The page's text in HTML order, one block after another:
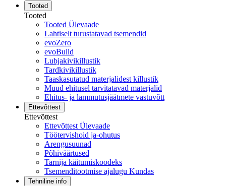
Tooted
Tooted
Tooted Ülevaade
Lahtiselt turustatavad tsemendid
evoZero
evoBuild
Lubjakivikillustik
Tardkivikillustik
Taaskasutatud materjalidest killustik
Muud ehitusel tarvitatavad materjalid
Ehitus- ja lammutusjäätmete vastuvõtt
Ettevõttest
Ettevõttest
Ettevõttest Ülevaade
Töötervishoid ja-ohutus
Arengusuunad
Põhiväärtused
Tarnija käitumiskoodeks
Tsemenditootmise ajalugu Kundas
Tehniline info